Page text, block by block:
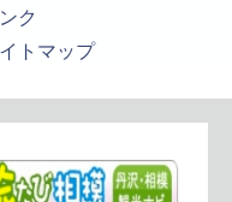
ク
トマップ